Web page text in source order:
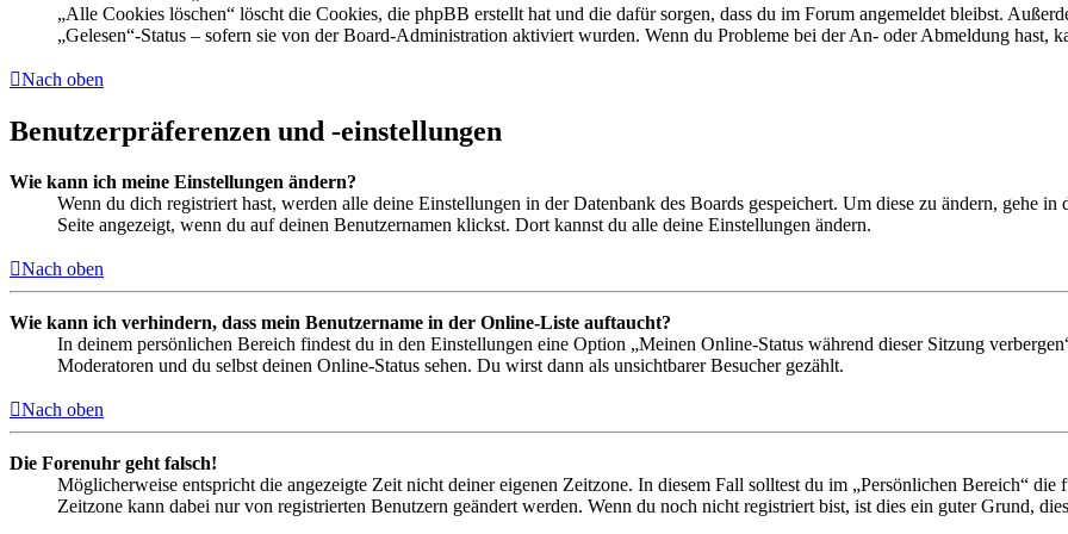
„Alle Cookies löschen“ löscht die Cookies, die phpBB erstellt hat und die dafür sorgen, dass du im Forum angemeldet bleibst.
„Gelesen“-Status – sofern sie von der Board-Administration aktiviert wurden. Wenn du Probleme bei der An- oder Abmeldung hast,
Nach oben
Benutzerpräferenzen und -einstellungen
Wie kann ich meine Einstellungen ändern?
Wenn du dich registriert hast, werden alle deine Einstellungen in der Datenbank des Boards gespeichert. Um diese zu ändern, gehe
Seite angezeigt, wenn du auf deinen Benutzernamen klickst. Dort kannst du alle deine Einstellungen ändern.
Nach oben
Wie kann ich verhindern, dass mein Benutzername in der Online-Liste auftaucht?
In deinem persönlichen Bereich findest du in den Einstellungen eine Option „Meinen Online-Status während dieser Sitzung
Moderatoren und du selbst deinen Online-Status sehen. Du wirst dann als unsichtbarer Besucher gezählt.
Nach oben
Die Forenuhr geht falsch!
Möglicherweise entspricht die angezeigte Zeit nicht deiner eigenen Zeitzone. In diesem Fall solltest du im „Persönlichen Bereich“
Zeitzone kann dabei nur von registrierten Benutzern geändert werden. Wenn du noch nicht registriert bist, ist dies ein guter Grund,